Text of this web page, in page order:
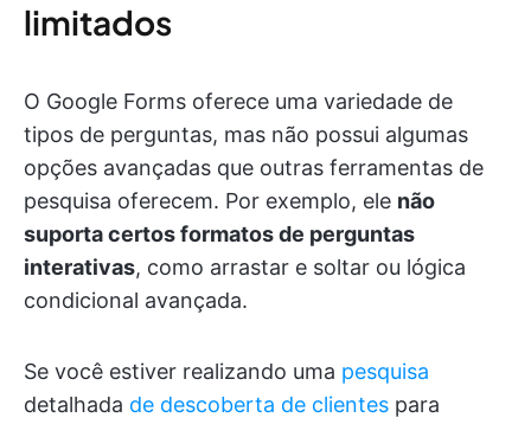
limitados
O Google Forms oferece uma variedade de
tipos de perguntas, mas não possui algumas
opções avançadas que outras ferramentas de
pesquisa oferecem. Por exemplo, ele não
suporta certos formatos de perguntas
interativas, como arrastar e soltar ou lógica
condicional avançada.
Se você estiver realizando uma pesquisa
detalhada de descoberta de clientes para